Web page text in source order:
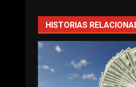
HISTORIAS